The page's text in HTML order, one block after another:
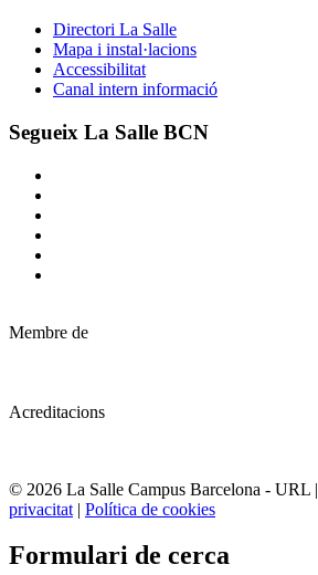
Directori La Salle
Mapa i instal·lacions
Accessibilitat
Canal intern informació
Segueix La Salle BCN
Membre de
Acreditacions
© 2026 La Salle Campus Barcelona - URL |
privacitat | Política de cookies
Formulari de cerca